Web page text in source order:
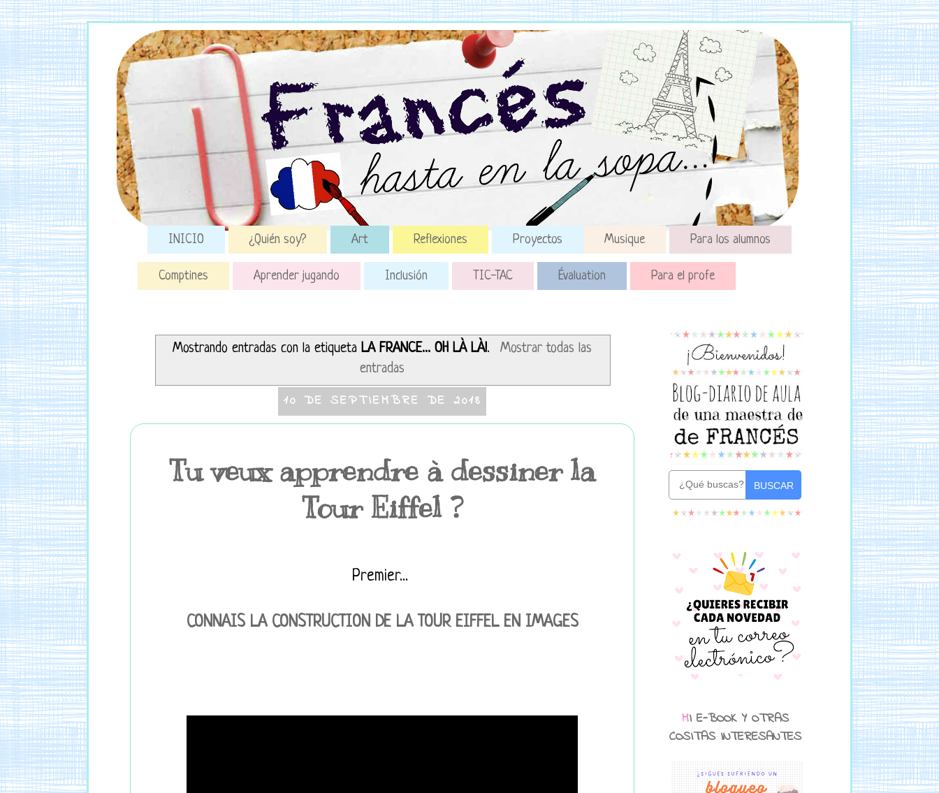
INICIO ¿Quién soy? Art Reflexiones Proyectos Musique Para los alumnos
Comptines Aprender jugando Inclusión TIC-TAC Évaluation Para el profe
Mostrando entradas con la etiquetaLA FRANCE... OH LÀ LÀ!.
Mostrar todas las
entradas
10 DE SEPTIEMBRE DE 2018
Tu veux apprendre à dessiner la
Tour Eiffel ?
Premier...
CONNAIS LA CONSTRUCTION DE LA TOUR EIFFEL EN IMAGES
BUSCAR
MI E-BOOK Y OTRAS
COSITAS INTERESANTES